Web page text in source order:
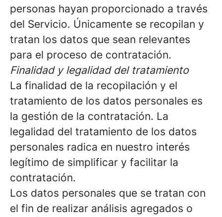
personas hayan proporcionado a través
del Servicio. Únicamente se recopilan y
tratan los datos que sean relevantes
para el proceso de contratación.
Finalidad y legalidad del tratamiento
La finalidad de la recopilación y el
tratamiento de los datos personales es
la gestión de la contratación. La
legalidad del tratamiento de los datos
personales radica en nuestro interés
legítimo de simplificar y facilitar la
contratación.
Los datos personales que se tratan con
el fin de realizar análisis agregados o